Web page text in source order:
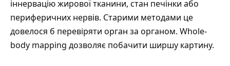
іннервацію жирової тканини, стан печінки або
периферичних нервів. Старими методами це
довелося б перевіряти орган за органом. Whole-
body mapping дозволяє побачити ширшу картину.